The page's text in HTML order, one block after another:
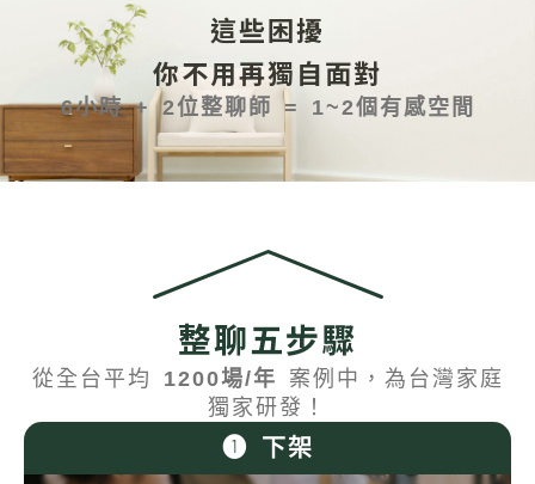
這些困擾
你不用再獨自面對
6小時 + 2位整聊師 = 1~2個有感空間
整聊五步驟
從全台平均 1200場/年 案例中，為台灣家庭
獨家研發！
❶ 下架